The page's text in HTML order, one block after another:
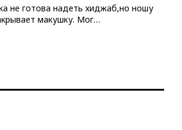
не готова надеть хиджаб,но ношу
макушку. Мог…